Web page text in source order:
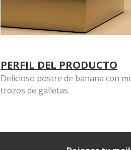
PERFIL DEL PRODUCTO
Delicioso postre de banana con
trozos de galletas.